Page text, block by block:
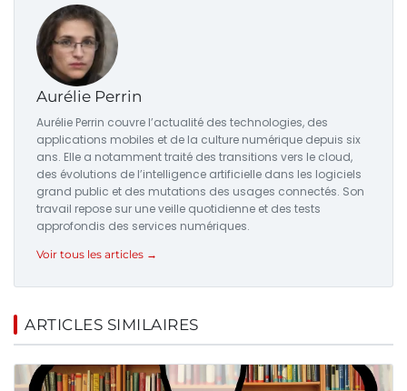
Aurélie Perrin
Aurélie Perrin couvre l’actualité des technologies, des
applications mobiles et de la culture numérique depuis six
ans. Elle a notamment traité des transitions vers le cloud,
des évolutions de l’intelligence artificielle dans les logiciels
grand public et des mutations des usages connectés. Son
travail repose sur une veille quotidienne et des tests
approfondis des services numériques.
Voir tous les articles →
ARTICLES SIMILAIRES